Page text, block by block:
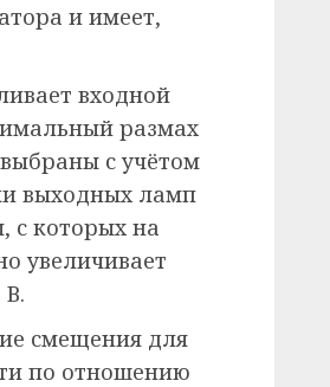
и имеет,
входной
размах
с учётом
выходных ламп
с которых на
увеличивает
смещения для
по отношению